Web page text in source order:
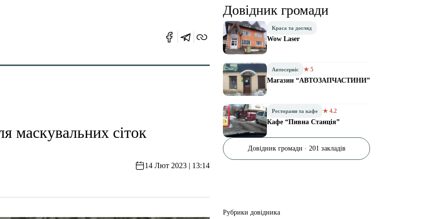
маскувальних сіток
14 Лют 2023 | 13:14
Довідник громади
Краса та догляд
Wow Laser
Автосервіс ★ 5
Магазин “АВТОЗАПЧАСТИНИ”
Ресторани та кафе ★ 4.2
Кафе “Пивна Станція”
Довідник громади · 201 закладів
Рубрики довідника